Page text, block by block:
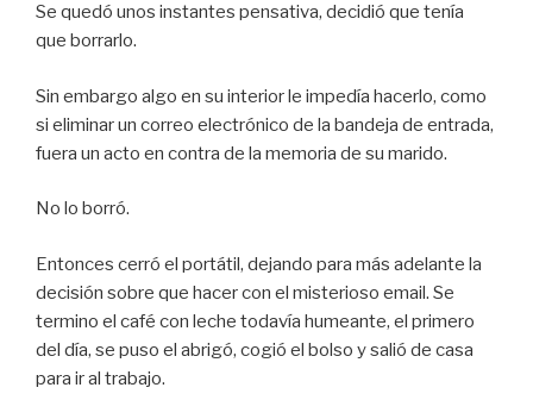
Se quedó unos instantes pensativa, decidió que tenía
que borrarlo.
Sin embargo algo en su interior le impedía hacerlo, como
si eliminar un correo electrónico de la bandeja de entrada,
fuera un acto en contra de la memoria de su marido.
No lo borró.
Entonces cerró el portátil, dejando para más adelante la
decisión sobre que hacer con el misterioso email. Se
termino el café con leche todavía humeante, el primero
del día, se puso el abrigó, cogió el bolso y salió de casa
para ir al trabajo.